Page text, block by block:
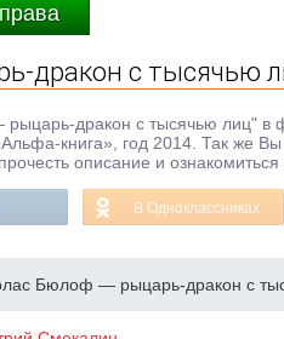
дракон с тысячью
дракон с тысячью лиц" в
книга», год 2014. Так же
описание и ознакомиться
В Одноклассниках
Бюлоф — рыцарь-дракон с